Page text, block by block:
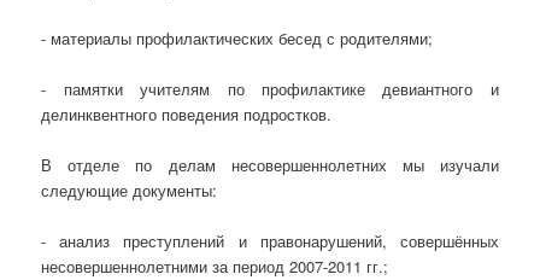
- материалы профилактических бесед с родителями;
- памятки учителям по профилактике девиантного и
делинквентного поведения подростков.
В отделе по делам несовершеннолетних мы изучали
следующие документы:
- анализ преступлений и правонарушений, совершённых
несовершеннолетними за период 2007-2011 гг.;